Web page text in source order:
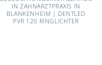
IN ZAHNARZTPRAXIS IN
BLANKENHEIM | DENTLED
PVR 120 RINGLICHTER